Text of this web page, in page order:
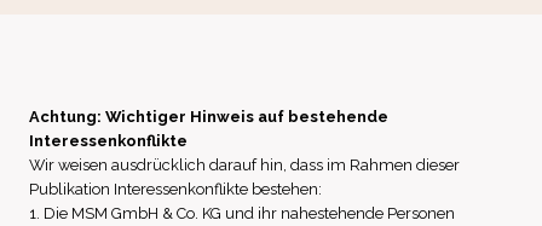
Achtung: Wichtiger Hinweis auf bestehende
Interessenkonflikte
Wir weisen ausdrücklich darauf hin, dass im Rahmen dieser
Publikation Interessenkonflikte bestehen:
1. Die MSM GmbH & Co. KG und ihr nahestehende Personen